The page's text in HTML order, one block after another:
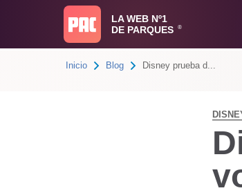
LA WEB Nº1
DE PARQUES
®
Inicio Blog Disney prueba d...